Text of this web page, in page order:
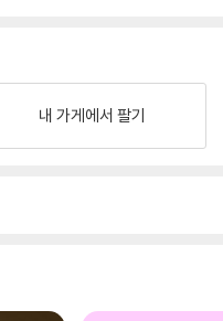
내 가게에서 팔기